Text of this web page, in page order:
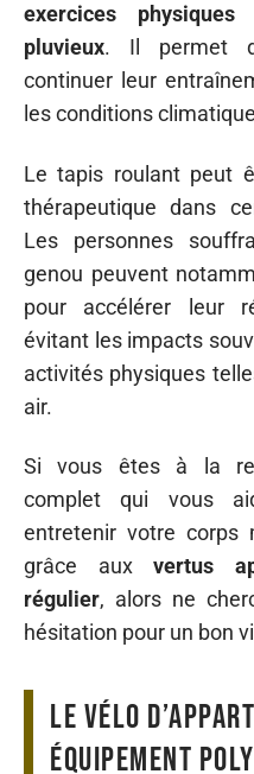
exercices
pluvieux. Il permet
continuer leur
les conditions
Le tapis roulant peut
thérapeutique dans
Les personnes
genou peuvent
pour accélérer leur
évitant les impacts
activités physiques
air.
Si vous êtes à la
complet qui vous
entretenir votre corps
grâce auxvertus
régulier, alors ne
hésitation pour un bon
Le vélo
équipement